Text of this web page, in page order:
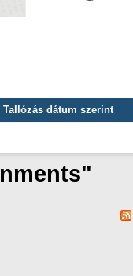
Tallózás dátum szerint